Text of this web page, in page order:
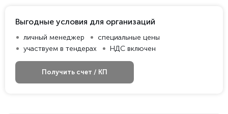
Выгодные условия для организаций
личный менеджер
специальные цены
участвуем в тендерах
НДС включен
Получить счет / КП